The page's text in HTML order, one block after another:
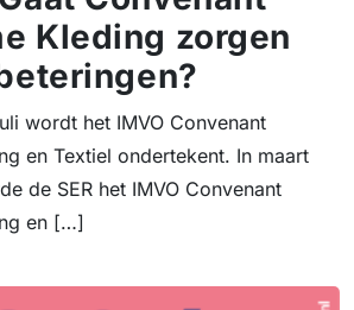
Kleding zorgen
wordt het IMVO Convenant
en Textiel ondertekent. In maart
de SER het IMVO Convenant
en […]